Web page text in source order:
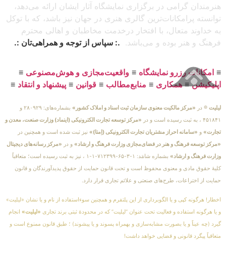
هنرمندان گرامی در برگزاری نمایشگاه آثار ایشان ارائه می‌دهد،
توانسته پرامکانات‌ترین گالری هنری در جهان نیز باشد، که با توکل
به خداوند متعال، با افتخار درخدمت مخاطبان و اهالی محترم
فرهنگ و هنر بوده و می‌باشد. .: سپاس از توجه و همراهی‌تان :.
≡ امکانات رزرو نمایشگاه ≡ واقعیت‌مجازی و هوش‌مصنوعی ≡
اپلیکیشن≡همکاری ≡ منابع‌مطالب ≡ قوانین ≡ پیشنهاد و انتقاد ≡
لیلیت ® در «مرکز مالکیت معنوی سازمان ثبت اسناد و املاک کشور»
بشماره‌های: ۲۸۰۹۲۹ و
۴۵۱۸۴۱ ، به ثبت رسیده است و در
«مرکز توسعه تجارت الکترونیکی (اینماد) وزارت صنعت، معدن و
تجارت» و «سامانه احراز مشتریان تجارت الکترونیکی (اِمتا)» نیز ثبت شده است و همچنین در
«مرکز توسعه فرهنگ و هنر در فضای‌مجازی وزارت فرهنگ و ارشاد» و در «مرکز رسانه‌های دیجیتال
وزارت فرهنگ و ارشاد»
بشماره شامَد: ۱-۳-۶۵-۷۱۲۳۹۹-۱-۱ ، نیز به ثبت رسیده است؛ متعاقباً
کلیهٔ حقوق مادی و معنوی محفوظ است و تحت قانون حمایت از حقوق پدیدآورندگان و قانون
حمایت از اختراعات، طرح‌های صنعتی و علائم تجاری قرار دارد.
اخطار! هرگونه کپی و یا الگوبرداری از این پلتفرم و همچنین سوءاستفاده از نام و یا نشان «لیلیت»
و یا هرگونه استفاده و فعالیت تحت عنوان “لیلیت” که در محدودهٔ ثبتی برند تجاری «لیلیت» انجام
گیرد (چه عیناً و یا بصورت مشابه‌سازی و بهمراه پسوند و یا پیشوند) ؛ طبق قانون ممنوع است و
متعاقباً پیگرد قانونی و قضایی خواهد داشت!